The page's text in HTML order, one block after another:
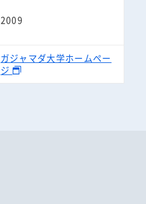
2009
ガジャマダ大学ホームペー
ジ